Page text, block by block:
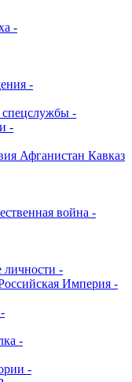
-
-
-
-
Афганистан Кавказ
война -
личности -
Империя -
-
-